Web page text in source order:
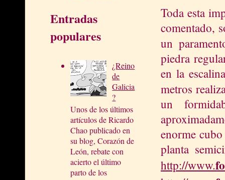
Entradas
populares
¿Reino
de
Galicia
?
Unos de los últimos
artículos de Ricardo
Chao publicado en
su blog, Corazón de
León, rebate con
acierto el último
parto de los
Toda esta
comentado,
un
piedra
en la
metros
un
enorme
planta
http://www.